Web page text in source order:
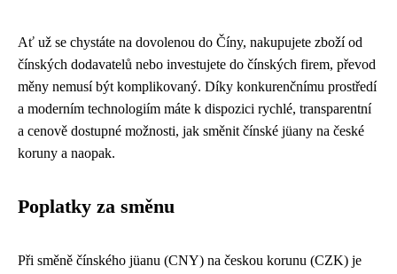
Ať už se chystáte na dovolenou do Číny, nakupujete zboží od
čínských dodavatelů nebo investujete do čínských firem, převod
měny nemusí být komplikovaný. Díky konkurenčnímu prostředí
a moderním technologiím máte k dispozici rychlé, transparentní
a cenově dostupné možnosti, jak směnit čínské jüany na české
koruny a naopak.
Poplatky za směnu
Při směně čínského jüanu (CNY) na českou korunu (CZK) je